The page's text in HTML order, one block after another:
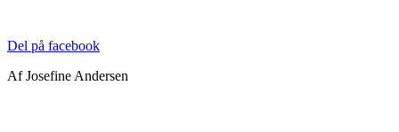
Del på facebook
Af Josefine Andersen